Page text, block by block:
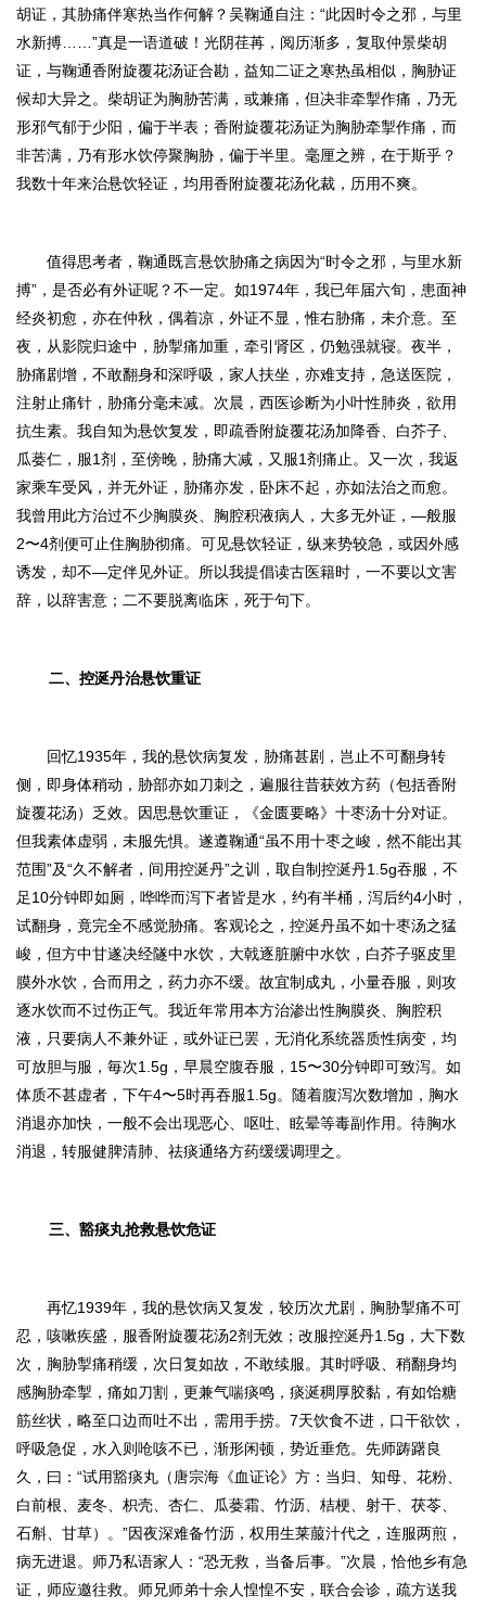
胡证，其胁痛伴寒热当作何解？吴鞠通自注：“此因时令之邪，与里
水新搏……”真是一语道破！光阴荏苒，阅历渐多，复取仲景柴胡
证，与鞠通香附旋覆花汤证合勘，益知二证之寒热虽相似，胸胁证
候却大异之。柴胡证为胸胁苦满，或兼痛，但决非牵掣作痛，乃无
形邪气郁于少阳，偏于半表； 香附旋覆花汤证为胸胁牵掣作痛，而
非苦满，乃有形水饮停聚胸胁，偏于半里。 毫厘之辨，在于斯乎？
我数十年来治悬饮轻证，均用香附旋覆花汤化裁，历用不爽。
值得思考者，鞠通既言悬饮胁痛之病因为“时令之邪，与里水新
搏”，是否必有外证呢？不一定。如1974年，我已年届六旬，患面神
经炎初愈，亦在仲秋，偶着凉，外证不显，惟右胁痛，未介意。至
夜，从影院归途中，胁掣痛加重，牵引肾区，仍勉强就寝。夜半，
胁痛剧增，不敢翻身和深呼吸，家人扶坐，亦难支持，急送医院，
注射止痛针，胁痛分毫未减。次晨，西医诊断为小叶性肺炎，欲用
抗生素。我自知为悬饮复发，即疏香附旋覆花汤加降香、白芥子、
瓜蒌仁，服1剂，至傍晚，胁痛大减，又服1剂痛止。又一次，我返
家乘车受风，并无外证，胁痛亦发，卧床不起，亦如法治之而愈。
我曾用此方治过不少胸膜炎、胸腔积液病人，大多无外证 ， —般服
2〜4剂便可止住胸胁彻痛。可见悬饮轻证，纵来势较急，或因外感
诱发，却不—定伴见外证。所以我提倡读古医籍时，一不要以文害
辞，以辞害意；二不要脱离临床，死于句下。
二、控涎丹治悬饮重证
回忆1935年，我的悬饮病复发，胁痛甚剧，岂止不可翻身转
侧，即身体稍动，胁部亦如刀刺之，遍服往昔获效方药（包括香附
旋覆花汤）乏效。因思悬饮重证，《金匮要略》十枣汤十分对证。
但我素体虚弱，未服先惧。遂遵鞠通“虽不用十枣之峻，然不能出其
范围”及“久不解者，间用控涎丹”之训，取自制控涎丹1.5g吞服，不
足10分钟即如厕，哗哗而泻下者皆是水，约有半桶，泻后约4小时，
试翻身，竟完全不感觉胁痛。客观论之， 控涎丹虽不如十枣汤之猛
峻，但方中甘遂决经隧中水饮，大戟逐脏腑中水饮，白芥子驱皮里
膜外水饮，合而用之，药力亦不缓。故宜制成丸，小量吞服，则攻
逐水饮而不过伤正气。 我近年常用本方治渗出性胸膜炎、胸腔积
液，只要病人不兼外证，或外证已罢，无消化系统器质性病变，均
可放胆与服，毎次1.5g，早晨空腹吞服，15〜30分钟即可致泻。如
体质不甚虚者，下午4〜5时再吞服1.5g。随着腹泻次数增加，胸水
消退亦加快，一般不会出现恶心、呕吐、眩晕等毒副作用。待胸水
消退，转服健脾清肺、祛痰通络方药缓缓调理之。
三、豁痰丸抢救悬饮危证
再忆1939年，我的悬饮病又复发，较历次尤剧，胸胁掣痛不可
忍，咳嗽疾盛，服香附旋覆花汤2剂无效；改服控涎丹1.5g，大下数
次，胸胁掣痛稍缓，次日复如故，不敢续服。其时呼吸、稍翻身均
感胸胁牵掣，痛如刀割，更兼气喘痰鸣，痰涎稠厚胶黏，有如饴糖
筋丝状，略至口边而吐不出，需用手捞。7天饮食不进，口干欲饮，
呼吸急促，水入则呛咳不已，渐形闲顿，势近垂危。先师踌躇良
久，曰：“试用豁痰丸（唐宗海《血证论》方：当归、知母、花粉、
白前根、麦冬、枳壳、杏仁、瓜蒌霜、竹沥、桔梗、射干、茯苓、
石斛、甘草）
。 ”因夜深难备竹沥，权用生莱菔汁代之，连服两煎，
病无进退。师乃私语家人：“恐无救，当备后事。”次晨，恰他乡有急
证，师应邀往救。师兄师弟十余人惶惶不安，联合会诊，疏方送我